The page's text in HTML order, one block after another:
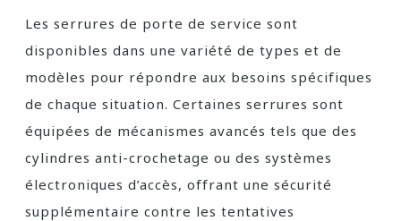
Les serrures de porte de service sont
disponibles dans une variété de types et de
modèles pour répondre aux besoins spécifiques
de chaque situation. Certaines serrures sont
équipées de mécanismes avancés tels que des
cylindres anti-crochetage ou des systèmes
électroniques d’accès, offrant une sécurité
supplémentaire contre les tentatives